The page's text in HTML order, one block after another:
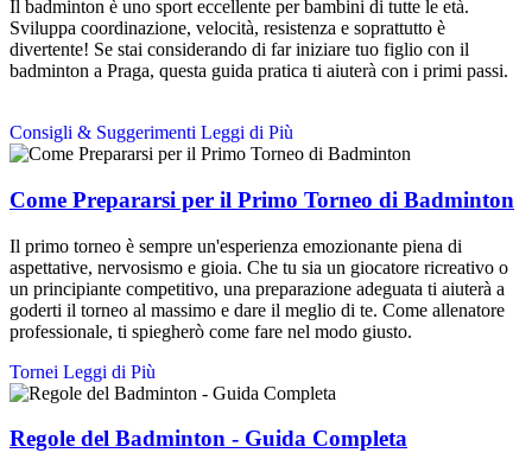
Il badminton è uno sport eccellente per bambini di tutte le età.
Sviluppa coordinazione, velocità, resistenza e soprattutto è
divertente! Se stai considerando di far iniziare tuo figlio con il
badminton a Praga, questa guida pratica ti aiuterà con i primi passi.
Consigli & Suggerimenti Leggi di Più
Come Prepararsi per il Primo Torneo di Badminton
Il primo torneo è sempre un'esperienza emozionante piena di
aspettative, nervosismo e gioia. Che tu sia un giocatore ricreativo o
un principiante competitivo, una preparazione adeguata ti aiuterà a
goderti il torneo al massimo e dare il meglio di te. Come allenatore
professionale, ti spiegherò come fare nel modo giusto.
Tornei Leggi di Più
Regole del Badminton - Guida Completa